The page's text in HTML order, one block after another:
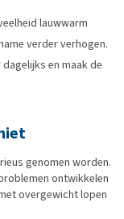
lauwwarm
verder verhogen.
en maak de
genomen worden.
ontwikkelen
overgewicht lopen